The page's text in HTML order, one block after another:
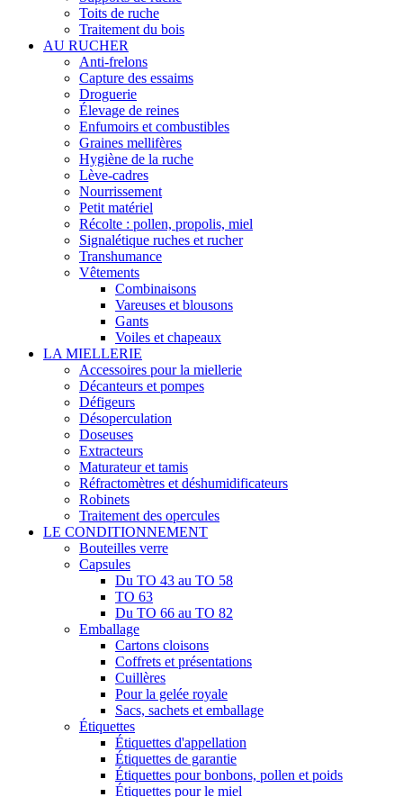
Toits de ruche
Traitement du bois
AU RUCHER
Anti-frelons
Capture des essaims
Droguerie
Élevage de reines
Enfumoirs et combustibles
Graines mellifères
Hygiène de la ruche
Lève-cadres
Nourrissement
Petit matériel
Récolte : pollen, propolis, miel
Signalétique ruches et rucher
Transhumance
Vêtements
Combinaisons
Vareuses et blousons
Gants
Voiles et chapeaux
LA MIELLERIE
Accessoires pour la miellerie
Décanteurs et pompes
Défigeurs
Désoperculation
Doseuses
Extracteurs
Maturateur et tamis
Réfractomètres et déshumidificateurs
Robinets
Traitement des opercules
LE CONDITIONNEMENT
Bouteilles verre
Capsules
Du TO 43 au TO 58
TO 63
Du TO 66 au TO 82
Emballage
Cartons cloisons
Coffrets et présentations
Cuillères
Pour la gelée royale
Sacs, sachets et emballage
Étiquettes
Étiquettes d'appellation
Étiquettes de garantie
Étiquettes pour bonbons, pollen et poids
Étiquettes pour le miel